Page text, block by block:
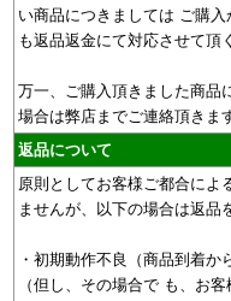
い商品につきましては ご購
も返品返金にて対応させて頂
万一、ご購入頂きました商品
場合は弊店までご連絡頂きま
返品について
原則としてお客様ご都合によ
ませんが、以下の場合は返品
・初期動作不良（商品到着か
（但し、その場合で も、お